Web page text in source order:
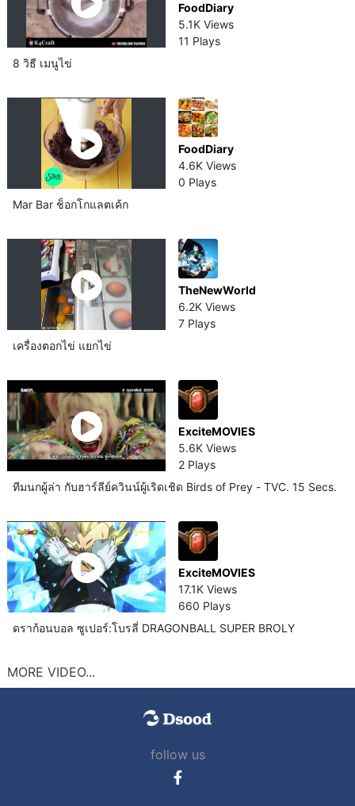
FoodDiary
5.1K Views
11 Plays
8 วิธี เมนูไข่
FoodDiary
4.6K Views
0 Plays
Mar Bar ช็อกโกแลต​เค้ก
TheNewWorld
6.2K Views
7 Plays
เครื่องตอกไข่ แยกไข่
ExciteMOVIES
5.6K Views
2 Plays
ทีมนกผู้ล่า กับฮาร์ลีย์ควินน์ผู้เริดเชิด Birds of Prey - TVC. 15 Secs.
ExciteMOVIES
17.1K Views
660 Plays
ดราก้อนบอล ซูเปอร์:โบรลี่ DRAGONBALL SUPER BROLY
MORE VIDEO...
follow us